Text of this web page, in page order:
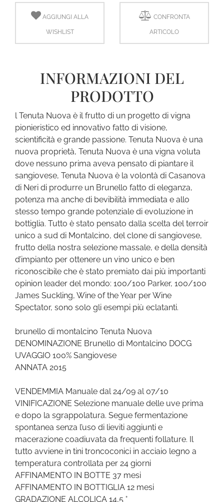
AGGIUNGI ALLA
WISHLIST
CONFRONTA
ARTICOLO
INFORMAZIONI DEL
PRODOTTO
l Tenuta Nuova è il frutto di un progetto di vigna
pionieristico ed innovativo fatto di visione,
scientificità e grande passione. Tenuta Nuova è una
nuova proprietà, Tenuta Nuova è una vigna voluta
dove nessuno prima aveva pensato di piantare il
sangiovese, Tenuta Nuova è la volontà di Casanova
di Neri di produrre un Brunello fatto di eleganza,
potenza ma anche di bevibilità immediata e allo
stesso tempo grande potenziale di evoluzione in
bottiglia. Tutto è stato pensato dalla scelta del terroir
unico a sud di Montalcino, del clone di sangiovese,
frutto della nostra selezione massale, e della densità
d’impianto per ottenere un vino unico e ben
riconoscibile che è stato premiato dai più importanti
opinion leader del mondo: 100/100 Parker, 100/100
James Suckling, Wine of the Year per Wine
Spectator, sono solo gli esempi più eclatanti.
brunello di montalcino Tenuta Nuova
DENOMINAZIONE Brunello di Montalcino DOCG
UVAGGIO 100% Sangiovese
ANNATA 2015
VENDEMMIA Manuale dal 24/09 al 07/10
VINIFICAZIONE Selezione manuale delle uve prima
e dopo la sgrappolatura. Segue fermentazione
spontanea senza l’uso di lieviti aggiunti e
macerazione coadiuvata da frequenti follature. Il
tutto avviene in tini troncoconici in acciaio legno a
temperatura controllata per 24 giorni
AFFINAMENTO IN BOTTE 37 mesi
AFFINAMENTO IN BOTTIGLIA 12 mesi
GRADAZIONE ALCOLICA 14,5 °